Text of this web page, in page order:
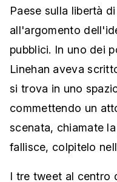
Paese sulla libertà
all'argomento
pubblici. In uno dei
Linehan aveva
si trova in uno
commettendo un
scenata, chiamate
fallisce, colpitelo
I tre tweet al centro